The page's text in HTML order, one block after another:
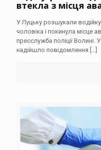
втекла з місця
У Луцьку розшукали
чоловіка і покинула місце
пресслужба поліції Волині.
надійшло повідомлення […]